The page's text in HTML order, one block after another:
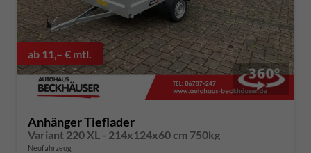
ab 11,– € mtl.
Anhänger Tieflader
Variant 220 XL - 214x124x60 cm 750kg
Neufahrzeug